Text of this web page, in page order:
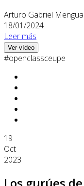
Arturo Gabriel
18/01/2024
Leer más
Ver vídeo
#openclassceupe
19
Oct
2023
Los gurúes